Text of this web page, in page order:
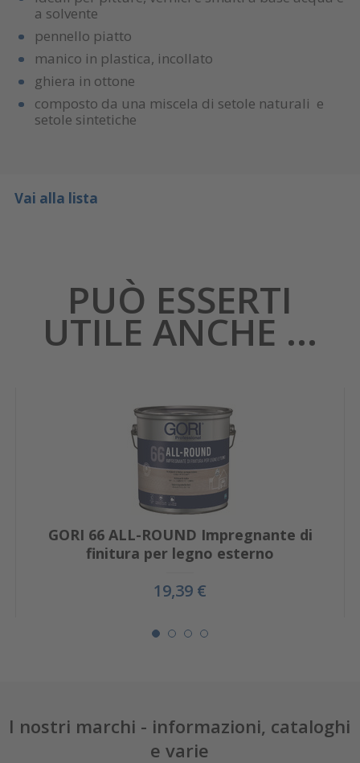
a solvente
pennello piatto
manico in plastica, incollato
ghiera in ottone
composto da una miscela di setole naturali e
setole sintetiche
Vai alla lista
PUÒ ESSERTI
UTILE ANCHE ...
GORI 66 ALL-ROUND Impregnante di
finitura per legno esterno
19,39 €
I nostri marchi - informazioni, cataloghi
e varie